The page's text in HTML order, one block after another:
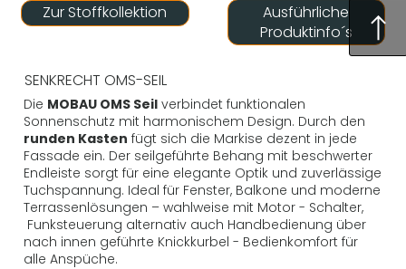
SENKRECHT OMS-SEIL
Die MOBAU OMS Seil verbindet funktionalen
Sonnenschutz mit harmonischem Design. Durch den
runden Kasten fügt sich die Markise dezent in jede
Fassade ein. Der seilgeführte Behang mit beschwerter
Endleiste sorgt für eine elegante Optik und zuverlässige
Tuchspannung. Ideal für Fenster, Balkone und moderne
Terrassenlösungen – wahlweise mit Motor - Schalter,
Funksteuerung alternativ auch Handbedienung über
nach innen geführte Knickkurbel - Bedienkomfort für
alle Anspüche.
Zur Stoffkollektion
Ausführliche
Produktinfo´s